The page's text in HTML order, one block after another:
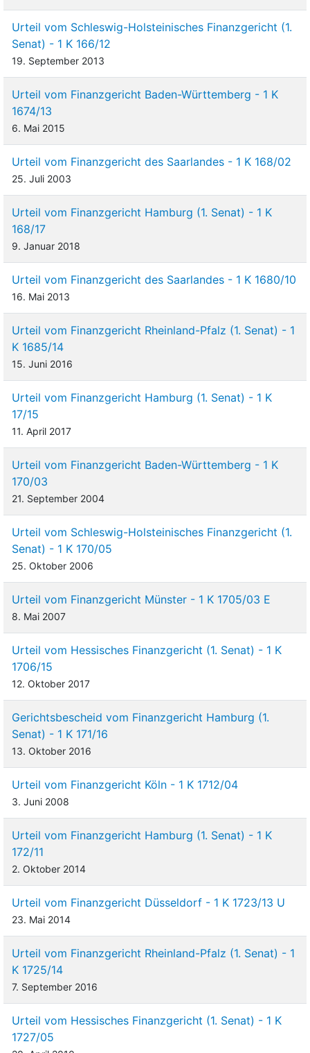
Urteil vom Schleswig-Holsteinisches Finanzgericht (1.
Senat) - 1 K 166/12
19. September 2013
Urteil vom Finanzgericht Baden-Württemberg - 1 K
1674/13
6. Mai 2015
Urteil vom Finanzgericht des Saarlandes - 1 K 168/02
25. Juli 2003
Urteil vom Finanzgericht Hamburg (1. Senat) - 1 K
168/17
9. Januar 2018
Urteil vom Finanzgericht des Saarlandes - 1 K 1680/10
16. Mai 2013
Urteil vom Finanzgericht Rheinland-Pfalz (1. Senat) - 1
K 1685/14
15. Juni 2016
Urteil vom Finanzgericht Hamburg (1. Senat) - 1 K
17/15
11. April 2017
Urteil vom Finanzgericht Baden-Württemberg - 1 K
170/03
21. September 2004
Urteil vom Schleswig-Holsteinisches Finanzgericht (1.
Senat) - 1 K 170/05
25. Oktober 2006
Urteil vom Finanzgericht Münster - 1 K 1705/03 E
8. Mai 2007
Urteil vom Hessisches Finanzgericht (1. Senat) - 1 K
1706/15
12. Oktober 2017
Gerichtsbescheid vom Finanzgericht Hamburg (1.
Senat) - 1 K 171/16
13. Oktober 2016
Urteil vom Finanzgericht Köln - 1 K 1712/04
3. Juni 2008
Urteil vom Finanzgericht Hamburg (1. Senat) - 1 K
172/11
2. Oktober 2014
Urteil vom Finanzgericht Düsseldorf - 1 K 1723/13 U
23. Mai 2014
Urteil vom Finanzgericht Rheinland-Pfalz (1. Senat) - 1
K 1725/14
7. September 2016
Urteil vom Hessisches Finanzgericht (1. Senat) - 1 K
1727/05